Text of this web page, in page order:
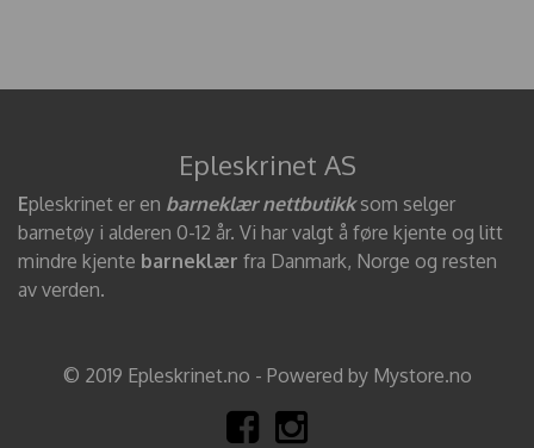
Epleskrinet AS
Epleskrinet er en barneklær nettbutikksom selger
barnetøy i alderen 0-12 år. Vi har valgt å føre kjente og litt
mindre kjente barneklær fra Danmark, Norge og resten
av verden.
© 2019 Epleskrinet.no - Powered by Mystore.no